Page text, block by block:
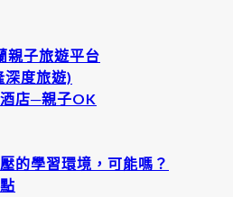
親子旅遊平台
深度旅遊)
店─親子OK
的學習環境，可能嗎？